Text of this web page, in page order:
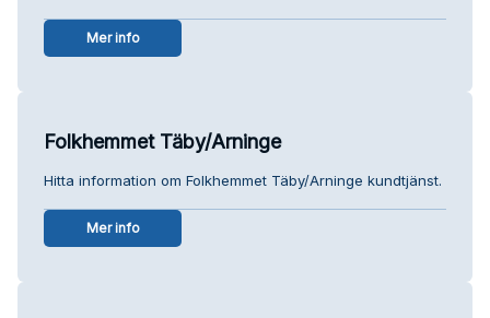
Mer info
Folkhemmet Täby/Arninge
Hitta information om Folkhemmet Täby/Arninge kundtjänst.
Mer info